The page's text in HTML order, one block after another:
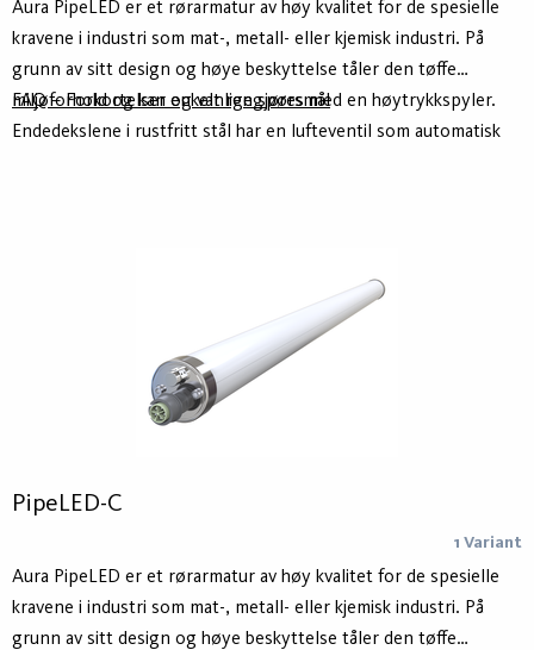
Aura PipeLED er et rørarmatur av høy kvalitet for de spesielle
kravene i industri som mat-, metall- eller kjemisk industri. På
grunn av sitt design og høye beskyttelse tåler den tøffe
miljøforhold og kan enkelt rengjøres med en høytrykkspyler.
Endedekslene i rustfritt stål har en lufteventil som automatisk
FAQ – Forkortelser og vanlige spørsmål
PipeLED-C
1 Variant
Aura PipeLED er et rørarmatur av høy kvalitet for de spesielle
kravene i industri som mat-, metall- eller kjemisk industri. På
grunn av sitt design og høye beskyttelse tåler den tøffe